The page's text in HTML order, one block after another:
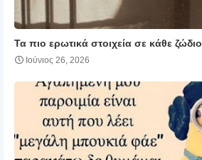
Τα πιο ερωτικά στοιχεία σε κάθε ζώδιο
Ιούνιος 26, 2026